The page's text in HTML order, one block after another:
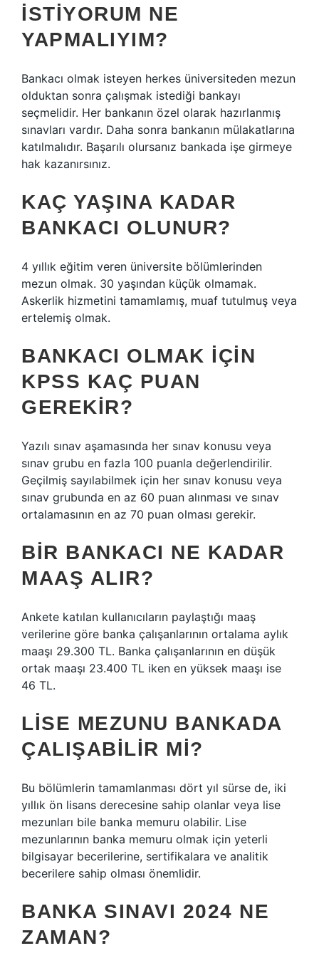
ISTIYORUM NE
YAPMALIYIM?
Bankacı olmak isteyen herkes üniversiteden mezun
olduktan sonra çalışmak istediği bankayı
seçmelidir. Her bankanın özel olarak hazırlanmış
sınavları vardır. Daha sonra bankanın mülakatlarına
katılmalıdır. Başarılı olursanız bankada işe girmeye
hak kazanırsınız.
KAÇ YAŞINA KADAR
BANKACI OLUNUR?
4 yıllık eğitim veren üniversite bölümlerinden
mezun olmak. 30 yaşından küçük olmamak.
Askerlik hizmetini tamamlamış, muaf tutulmuş veya
ertelemiş olmak.
BANKACI OLMAK IÇIN
KPSS KAÇ PUAN
GEREKIR?
Yazılı sınav aşamasında her sınav konusu veya
sınav grubu en fazla 100 puanla değerlendirilir.
Geçilmiş sayılabilmek için her sınav konusu veya
sınav grubunda en az 60 puan alınması ve sınav
ortalamasının en az 70 puan olması gerekir.
BIR BANKACI NE KADAR
MAAŞ ALIR?
Ankete katılan kullanıcıların paylaştığı maaş
verilerine göre banka çalışanlarının ortalama aylık
maaşı 29.300 TL. Banka çalışanlarının en düşük
ortak maaşı 23.400 TL iken en yüksek maaşı ise
46 TL.
LISE MEZUNU BANKADA
ÇALIŞABILIR MI?
Bu bölümlerin tamamlanması dört yıl sürse de, iki
yıllık ön lisans derecesine sahip olanlar veya lise
mezunları bile banka memuru olabilir. Lise
mezunlarının banka memuru olmak için yeterli
bilgisayar becerilerine, sertifikalara ve analitik
becerilere sahip olması önemlidir.
BANKA SINAVI 2024 NE
ZAMAN?